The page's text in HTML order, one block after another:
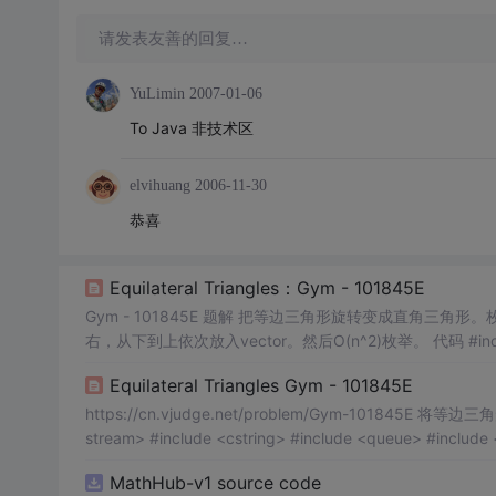
请发表友善的回复…
YuLimin 2007-01-06
To Java 非技术区
elvihuang 2006-11-30
恭喜
Equilateral Triangles：Gym - 101845E
Gym - 101845E 题解 把等边三角形旋转变成直角三角形。枚举任意两个点，求坐标差的gcd，如果大于1，则结果加1。 把左边从左到
右，从下到上依次放入vector。然后O(n^2)枚举。 代码 #include <bits/stdc++.h> using namespace std; typedef pair<int,int>pii; vect
Equilateral Triangles Gym - 101845E
https://cn.vjudge.net/problem/Gym-101845E 将等边三角形拉成直角三角形，存全部小三角形坐标，暴力枚举两点gcd； #include <io
stream> #include <cstring> #include <queue>
MathHub-v1 source code